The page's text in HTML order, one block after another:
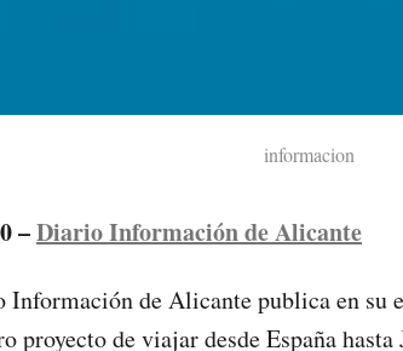
informacion
–Diario Información de Alicante
Información de Alicante publica en su
proyecto de viajar desde España hasta